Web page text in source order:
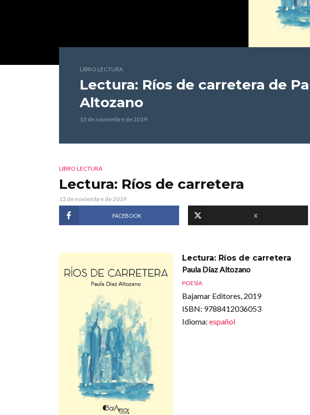
LIBRO LECTURA
Lectura: Ríos de carretera de
Altozano
13 de noviembre de 2019
LIBRO LECTURA
Lectura: Ríos de carretera
13 de noviembre de 2019
FACEBOOK X
Lectura: Ríos de carretera
Paula Díaz Altozano
POESÍA
Bajamar Editores, 2019
ISBN: 9788412036053
Idioma: español